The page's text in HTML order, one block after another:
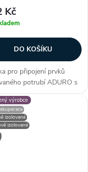
Kč
DO KOŠÍKU
pro připojení prvků
potrubí ADURO s
průměrem 160 mm.
stranách je spojka
těsněním. Díky využití
OneClick známé
výrobce
izolované
izolované